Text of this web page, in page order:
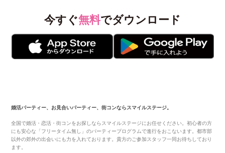
今すぐ無料でダウンロード
婚活パーティー、お見合いパーティー、街コンならスマイルステージ。
全国で婚活・恋活・街コンをお探しならスマイルステージにお任せください。初心者の方
にも安心な「フリータイム無し」のパーティープログラムで進行をおこないます。都市部
以外の郊外の出会いにも力を入れております。貴方のご参加スタッフ一同お待ちしており
ます。